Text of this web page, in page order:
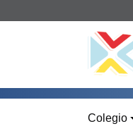
Colegio